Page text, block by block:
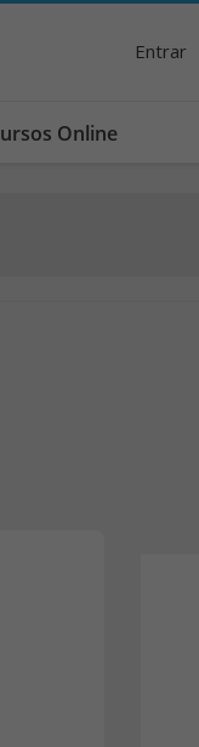
Entrar
Online